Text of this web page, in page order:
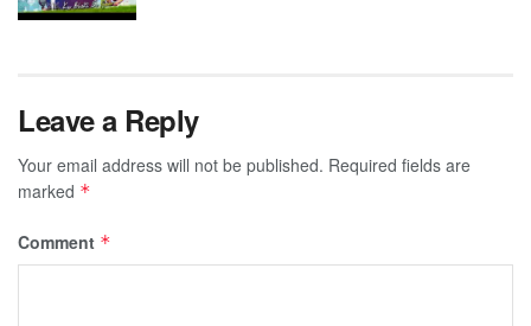
Leave a Reply
Your email address will not be published. Required fields are
marked *
Comment *